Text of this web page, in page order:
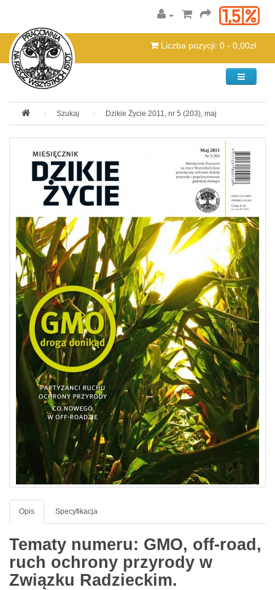
Liczba pozycji: 0 - 0,00zł
Kategorie
Szukaj Dzikie Życie 2011, nr 5 (203), maj
Opis Specyfikacja
Tematy numeru: GMO, off-road,
ruch ochrony przyrody w
Związku Radzieckim.